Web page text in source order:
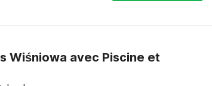
Wiśniowa avec Piscine et